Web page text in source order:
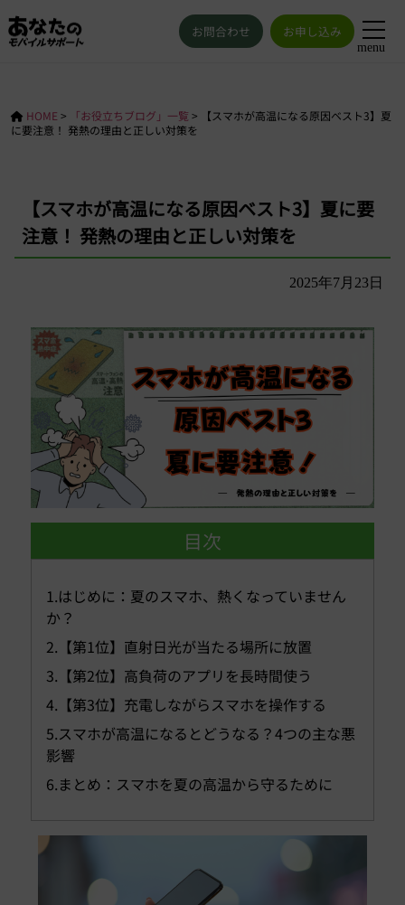
menu
お問合わせ お申し込み
HOME > 「お役立ちブログ」一覧 >
【スマホが高温になる原因ベスト3】夏
に要注意！ 発熱の理由と正しい対策を
【スマホが高温になる原因ベスト3】夏に要
注意！ 発熱の理由と正しい対策を
2025年7月23日
目次
1.はじめに：夏のスマホ、熱くなっていません
か？
2.【第1位】直射日光が当たる場所に放置
3.【第2位】高負荷のアプリを長時間使う
4.【第3位】充電しながらスマホを操作する
5.スマホが高温になるとどうなる？4つの主な悪
影響
6.まとめ：スマホを夏の高温から守るために